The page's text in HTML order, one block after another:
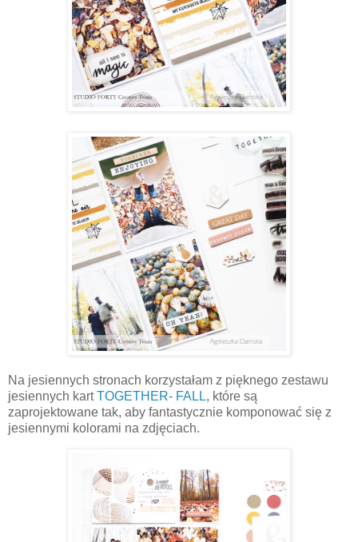
Na jesiennych stronach korzystałam z pięknego zestawu
jesiennych kartTOGETHER- FALL, które są
zaprojektowane tak, aby fantastycznie komponować się z
jesiennymi kolorami na zdjęciach.